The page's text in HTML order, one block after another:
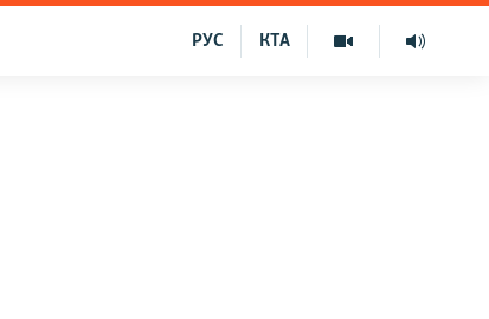
КТА
РУС